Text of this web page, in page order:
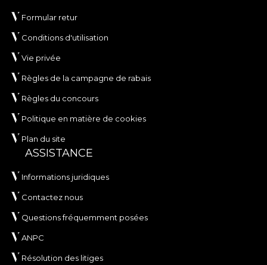
Formular retur
Conditions d'utilisation
Vie privée
Règles de la campagne de rabais
Règles du concours
Politique en matière de cookies
Plan du site
ASSISTANCE
Informations juridiques
Contactez nous
Questions fréquemment posées
ANPC
Résolution des litiges